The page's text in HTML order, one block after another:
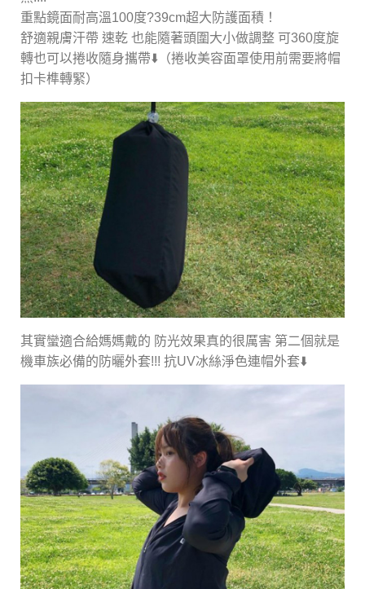
重點鏡面耐高溫100度?39cm超大防護面積！
舒適親膚汗帶 速乾 也能隨著頭圍大小做調整 可360度旋
轉也可以捲收隨身攜帶⬇️（捲收美容面罩使用前需要將帽
扣卡榫轉緊）
其實蠻適合給媽媽戴的 防光效果真的很厲害 第二個就是
機車族必備的防曬外套!!! 抗UV冰絲淨色連帽外套⬇️